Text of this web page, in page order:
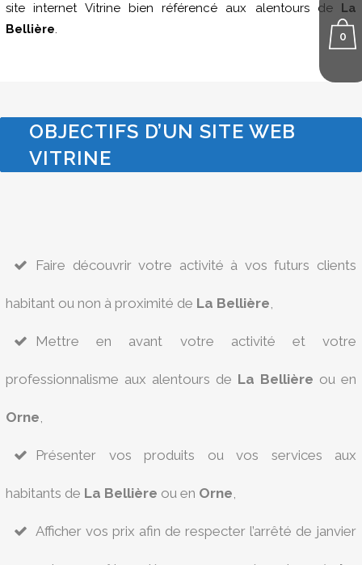
0
site internet Vitrine bien référencé aux alentours de La
Bellière.
OBJECTIFS D’UN SITE WEB
VITRINE
Faire découvrir votre activité à vos futurs clients
habitant ou non à proximité de La Bellière,
Mettre en avant votre activité et votre
professionnalisme aux alentours de La Bellière ou en
Orne,
Présenter vos produits ou vos services aux
habitants de La Bellière ou en Orne,
Afficher vos prix afin de respecter l’arrêté de janvier